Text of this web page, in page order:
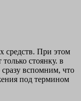
средств. При этом
стоянку. в
сразу вспомним, что
под термином